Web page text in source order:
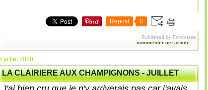
Repost 0
Published by Frimousse
commenter cet article
juillet 2020
LA CLAIRIERE AUX CHAMPIGNONS - JUILLET